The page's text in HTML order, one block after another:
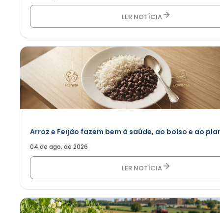
LER NOTÍCIA
Arroz e Feijão fazem bem à saúde, ao bolso e ao
04 de ago. de 2026
LER NOTÍCIA